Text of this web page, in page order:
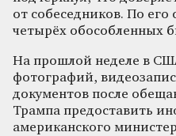
от собеседников. По его
четырёх обособленных
На прошлой неделе в
фотографий,
документов после
Трампа предоставить
американского